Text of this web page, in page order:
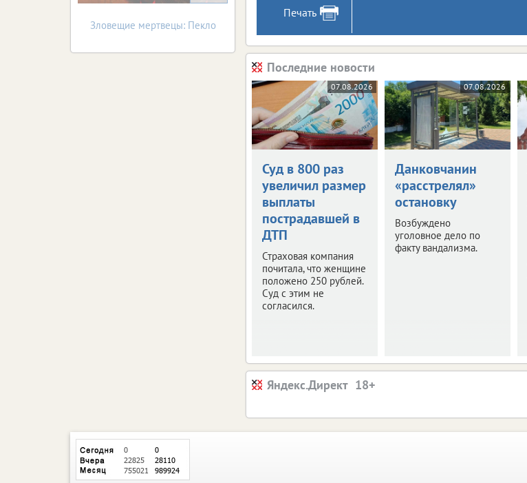
Печать
Последние новости
07.08.2026
Суд в 800 раз
увеличил размер
выплаты
пострадавшей в
ДТП
Страховая компания
почитала, что женщине
положено 250 рублей.
Суд с этим не
согласился.
07.08.2026
Данковчанин
«расстрелял»
остановку
Возбуждено
уголовное дело по
факту вандализма.
Яндекс.Директ
Зловещие мертвецы: Пекло